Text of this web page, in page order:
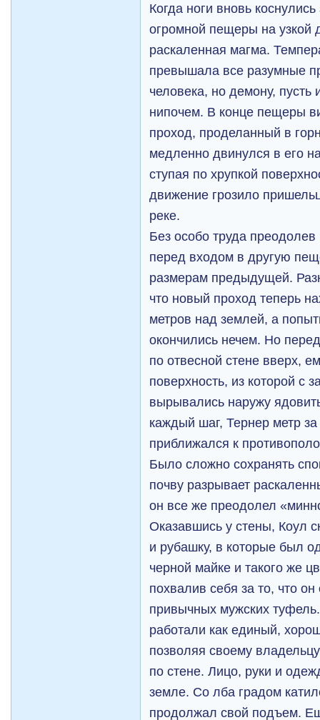
Когда ноги вновь
огромной пещеры на узкой
раскаленная магма.
превышала все разумные
человека, но демону,
нипочем. В конце пещеры
проход, проделанный в
медленно двинулся в его
ступая по хрупкой
движение грозило
реке.
Без особо труда
перед входом в другую
размерам предыдущей.
что новый проход теперь
метров над землей, а
окончились нечем. Но
по отвесной стене вверх,
поверхность, из которой с
вырывались наружу
каждый шаг, Тернер метр
приближался к
Было сложно сохранять
почву разрывает
он все же преодолел
Оказавшись у стены, Коул
и рубашку, в которые был
черной майке и такого же
похвалив себя за то, что
привычных мужских
работали как единый,
позволяя своему
по стене. Лицо, руки и
земле. Со лба градом
продолжал свой подъем.